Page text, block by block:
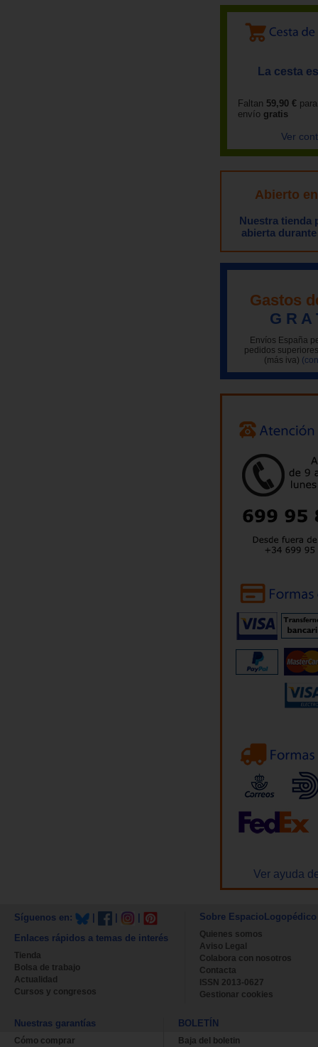
La cesta
Faltan 59,90 €
envío gratis
Ver
Abierto
Nuestra tienda
abierta
Gastos
G R A
Envíos España
pedidos
(más iva)
Ver ayuda
Síguenos en:
Enlaces rápidos a temas de interés
Tienda
Bolsa de trabajo
Actualidad
Cursos y congresos
Sobre EspacioLogopédico
Quienes somos
Aviso Legal
Colabora con nosotros
Contacta
ISSN 2013-0627
Gestionar cookies
Nuestras garantías
Cómo comprar
BOLETÍN
Baja del boletin